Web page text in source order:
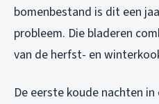
bomenbestand is dit een
probleem. Die bladeren
van de herfst- en
De eerste koude nachten